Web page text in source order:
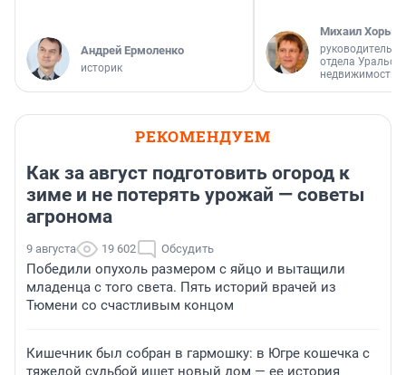
Андрей Ермоленко
историк
Михаил
руководитель
отдела
недвижимости
РЕКОМЕНДУЕМ
Как за август подготовить огород к
зиме и не потерять урожай — советы
агронома
9 августа 19 602 Обсудить
Победили опухоль размером с яйцо и вытащили
младенца с того света. Пять историй врачей из
Тюмени со счастливым концом
Кишечник был собран в гармошку: в Югре кошечка с
тяжелой судьбой ищет новый дом — ее история